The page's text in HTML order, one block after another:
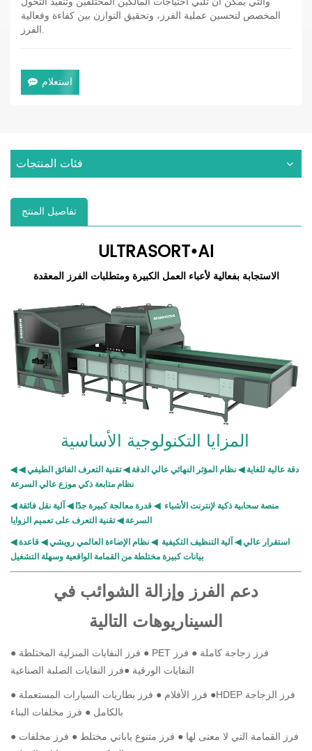
المخصص لتحسين عملية الفرز، وتحقيق التوازن بين كفاءة وفعالية
الفرز.
استعلام
فئات المنتجات
تفاصيل المنتج
ULTRASORT•AI
الاستجابة بفعالية لأعباء العمل الكبيرة ومتطلبات الفرز المعقدة
المزايا التكنولوجية الأساسية
◀ دقة عالية للغاية◀ نظام المؤثر النهائي عالي الدقة ◀تقنية التعرف الفائق الطيفي◀
نظام متابعة ذكي موزع عالي السرعة
◀ منصة سحابية ذكية لإنترنت الأشياء ◀ قدرة معالجة كبيرة جدًا◀ آلية نقل فائقة
السرعة◀ تقنية التعرف على تعميم الزوايا
◀ استقرار عالي◀ آلية التنظيف التكيفية ◀ نظام الإضاءة العالمي رويشي ◀ قاعدة
بيانات كبيرة مختلطة من القمامة الواقعية وسهلة التشغيل
دعم الفرز وإزالة الشوائب في
السيناريوهات التالية
● PET فرز زجاجة كاملة ● فرز
النفايات الورقية ●فرز النفايات الصلبة الصناعية
● فرز الأفلام ●HDEP فرز الزجاجة
بالكامل ● فرز مخلفات البناء
● فرز القمامة التي لا معنى لها ● فرز متنوع ياباني مختلط ● فرز مخلفات